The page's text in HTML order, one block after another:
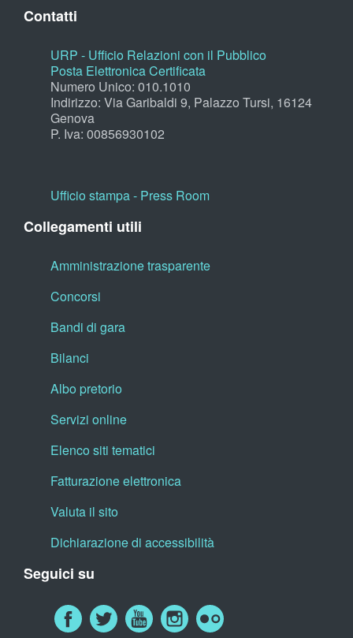
Contatti
URP - Ufficio Relazioni con il Pubblico
Posta Elettronica Certificata
Numero Unico: 010.1010
Indirizzo: Via Garibaldi 9, Palazzo Tursi, 16124
Genova
P. Iva: 00856930102
Ufficio stampa - Press Room
Collegamenti utili
Amministrazione trasparente
Concorsi
Bandi di gara
Bilanci
Albo pretorio
Servizi online
Elenco siti tematici
Fatturazione elettronica
Valuta il sito
Dichiarazione di accessibilità
Seguici su